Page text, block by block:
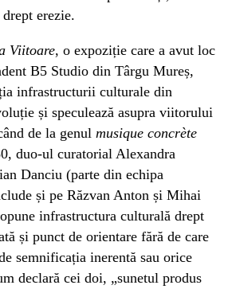
erezie.
Viitoare, o expoziție care a avut loc
B5 Studio din Târgu Mureș,
infrastructurii culturale din
și speculează asupra viitorului
de la genul musique concrète
duo-ul curatorial Alexandra
Danciu (parte din echipa
și pe Răzvan Anton și Mihai
infrastructura culturală drept
și punct de orientare fără de care
semnificația inerentă sau orice
declară cei doi, „sunetul produs